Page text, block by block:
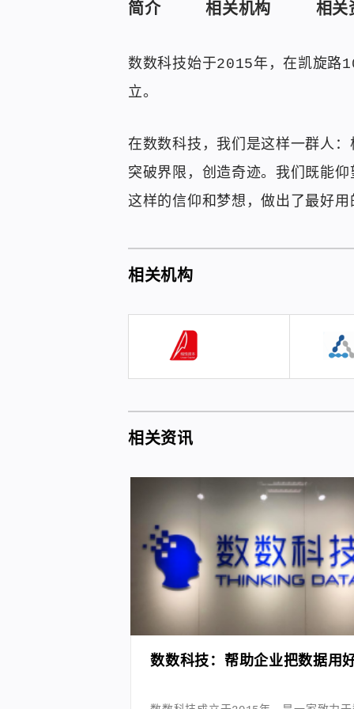
简介 相关机构 相关
数数科技始于2015年，在凯旋路
立。
在数数科技，我们是这样一群人
突破界限，创造奇迹。我们既能
这样的信仰和梦想，做出了最好
相关机构
相关资讯
数数科技：帮助企业把数据用